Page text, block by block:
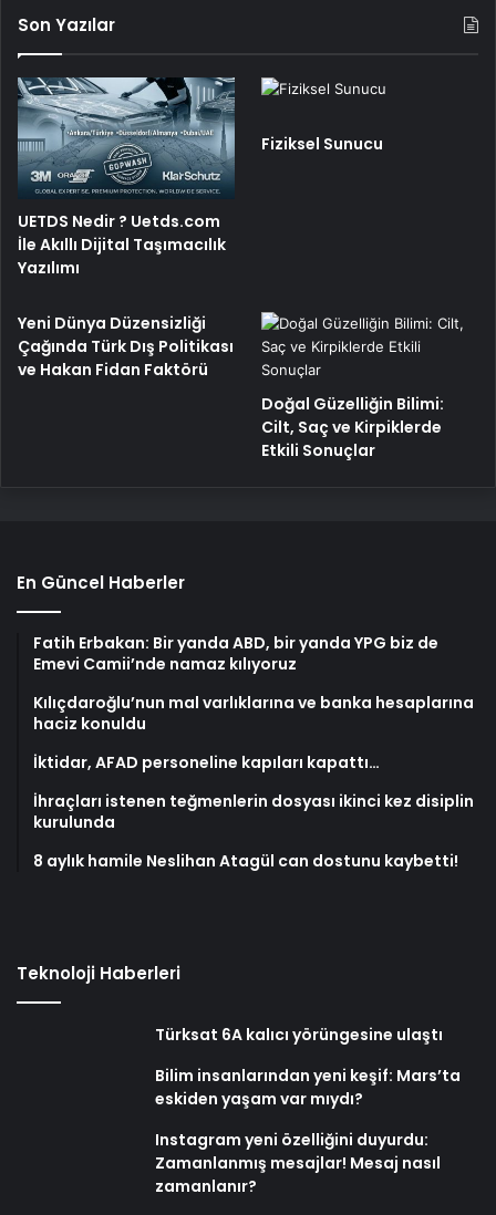
Son Yazılar
UETDS Nedir ? Uetds.com
İle Akıllı Dijital Taşımacılık
Yazılımı
Fiziksel Sunucu
Yeni Dünya Düzensizliği
Çağında Türk Dış Politikası
ve Hakan Fidan Faktörü
Doğal Güzelliğin Bilimi:
Cilt, Saç ve Kirpiklerde
Etkili Sonuçlar
En Güncel Haberler
Fatih Erbakan: Bir yanda ABD, bir yanda YPG biz de
Emevi Camii’nde namaz kılıyoruz
Kılıçdaroğlu’nun mal varlıklarına ve banka hesaplarına
haciz konuldu
İktidar, AFAD personeline kapıları kapattı…
İhraçları istenen teğmenlerin dosyası ikinci kez disiplin
kurulunda
8 aylık hamile Neslihan Atagül can dostunu kaybetti!
Teknoloji Haberleri
Türksat 6A kalıcı yörüngesine ulaştı
Bilim insanlarından yeni keşif: Mars’ta
eskiden yaşam var mıydı?
Instagram yeni özelliğini duyurdu:
Zamanlanmış mesajlar! Mesaj nasıl
zamanlanır?